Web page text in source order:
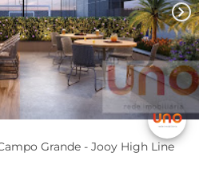
chevron_right
Grande - Jooy High Line